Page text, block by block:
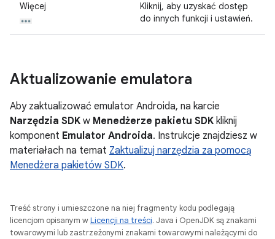
Więcej
Kliknij, aby uzyskać dostęp
do innych funkcji i ustawień.
Aktualizowanie emulatora
Aby zaktualizować emulator Androida, na karcie
Narzędzia SDK w Menedżerze pakietu SDK kliknij
komponent Emulator Androida. Instrukcje znajdziesz w
materiałach na temat Zaktualizuj narzędzia za pomocą
Menedżera pakietów SDK.
Treść strony i umieszczone na niej fragmenty kodu podlegają
licencjom opisanym wLicencji na treści. Java i OpenJDK są znakami
towarowymi lub zastrzeżonymi znakami towarowymi należącymi do